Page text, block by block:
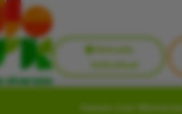
Entrada
Individual
Vamos criar